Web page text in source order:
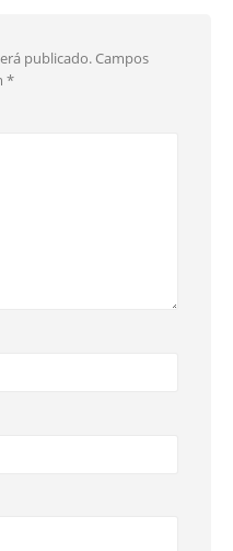
publicado. Campos
*